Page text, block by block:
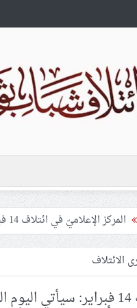
تمديد سجن نجل «الرادود
الحكم على معتقل الرأي «حسن
ائتلاف 14 فبراير يدعو إلى مزيد من الاستعداد واليقظة لمواجهة القوى الاستعماريّة الراهنة
الجالية البحرانيّة في قمّ تقيم
الائتلاف
رئيس شورى ائتلاف 14 فبراير: سيأتي